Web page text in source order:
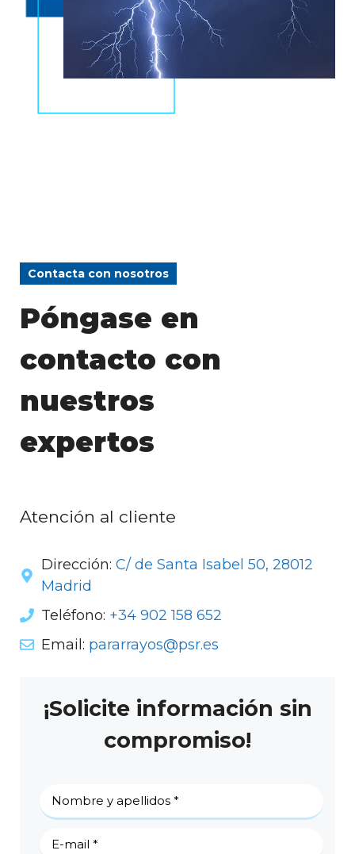
Contacta con nosotros
Póngase en
contacto con
nuestros
expertos
Atención al cliente
Dirección: C/ de Santa Isabel 50, 28012
Madrid
Teléfono: +34 902 158 652
Email: pararrayos@psr.es
¡Solicite información sin
compromiso!